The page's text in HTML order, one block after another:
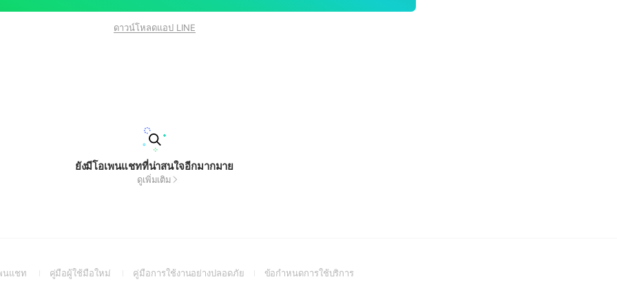
ดาวน์โหลดแอป LINE
ยังมีโอเพนแชทที่น่าสนใจอีกมากมาย
ดูเพิ่มเติม
นแชท
(Openคู่มือผู้ใช้มือใหม่
(Openคู่มือการใช้งานอย่างปลอดภัย(Openข้อกำหนดการใช้บริการ(Open